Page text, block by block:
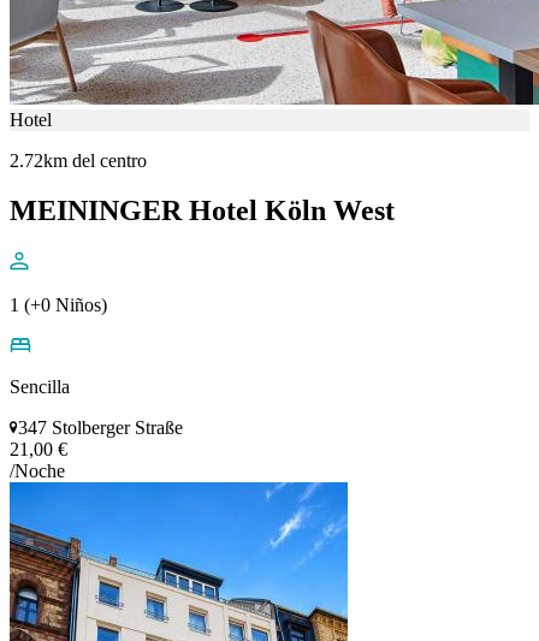
Hotel
2.72km del centro
MEININGER Hotel Köln West
1 (+0 Niños)
Sencilla
347 Stolberger Straße
21,00 €
/Noche